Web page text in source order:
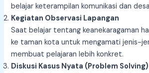
belajar keterampilan komunikasi dan
Kegiatan Observasi Lapangan
Saat belajar tentang keanekaragaman
ke taman kota untuk mengamati jenis-
membuat pelajaran lebih konkret.
Diskusi Kasus Nyata (Problem Solving)